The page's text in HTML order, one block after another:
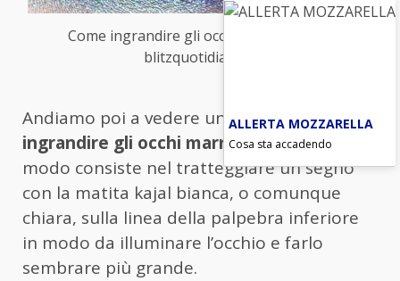
Come ingrandire gli occhi con il trucco –
blitzquotidiano.it
Andiamo poi a vedere un esempio dicome
ingrandire gli occhi marroni. Un semplice
modo consiste nel tratteggiare un segno
con la matita kajal bianca, o comunque
chiara, sulla linea della palpebra inferiore
in modo da illuminare l’occhio e farlo
sembrare più grande.
ALLERTA MOZZARELLA
Cosa sta accadendo